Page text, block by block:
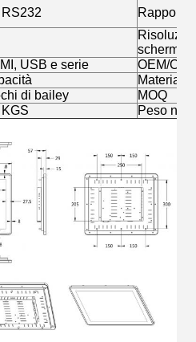
Rapporto
schermo
USB e serie
OEM/
Materiale
di bailey
MOQ
Peso